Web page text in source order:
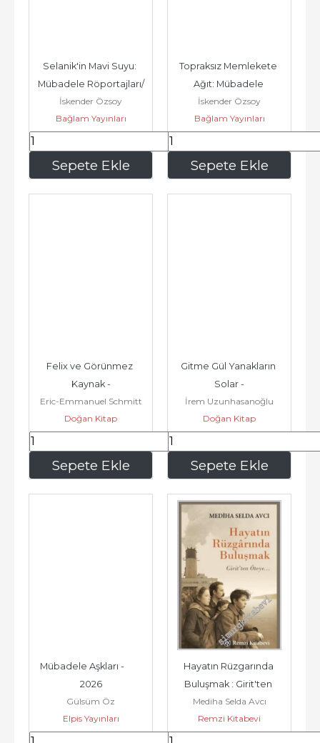
Sepete Ekle
Selanik'in Mavi Suyu:
Mübadele Röportajları/
İzlenimler -        2026
İskender Özsoy
Bağlam Yayınları
150,00 Sepete Ekle
Topraksız Memlekete
Ağıt: Mübadele
Röportajları/İzlenimler -
2026
İskender Özsoy
Bağlam Yayınları
150,00
Sepete Ekle
Felix ve Görünmez
Kaynak -
Eric-Emmanuel Schmitt
Doğan Kitap
200,00 Sepete Ekle
Gitme Gül Yanakların
Solar -
İrem Uzunhasanoğlu
Doğan Kitap
220,00
Mübadele Aşkları -
2026
Gülsüm Öz
Elpis Yayınları
Hayatın Rüzgarında
Buluşmak : Girit'ten
Öteye -
Mediha Selda Avcı
Remzi Kitabevi